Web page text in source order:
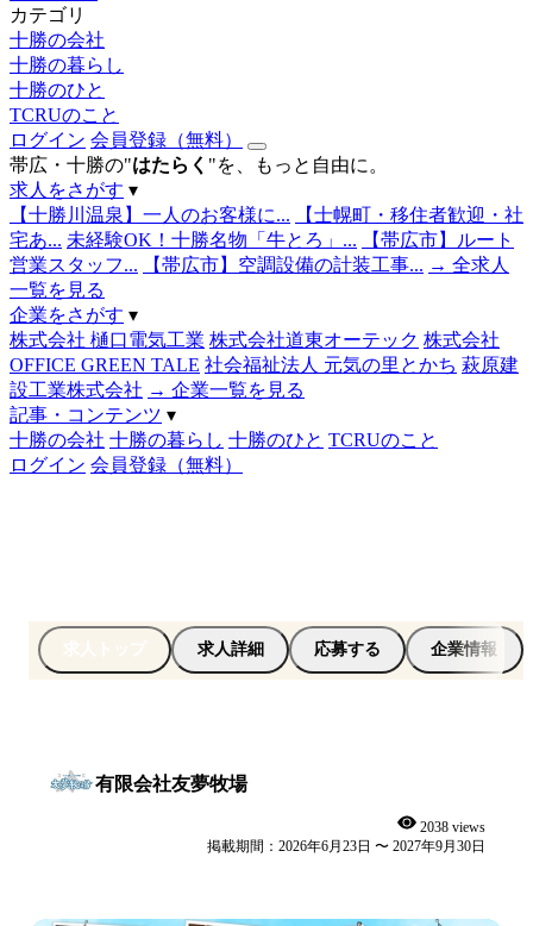
カテゴリ
十勝の会社
十勝の暮らし
十勝のひと
TCRUのこと
ログイン 会員登録（無料）
帯広・十勝の"はたらく "を、もっと自由に。
求人をさがす ▾
【十勝川温泉】一人のお客様に...
【士幌町・移住者歓迎・社
宅あ... 未経験OK！十勝名物「牛とろ」...
【帯広市】ルート
営業スタッフ...
【帯広市】空調設備の計装工事... → 全求人
一覧を見る
企業をさがす ▾
株式会社 樋口電気工業 株式会社道東オーテック 株式会社
OFFICE GREEN TALE 社会福祉法人 元気の里とかち 萩原建
設工業株式会社 → 企業一覧を見る
記事・コンテンツ ▾
十勝の会社 十勝の暮らし 十勝のひと TCRUのこと
ログイン 会員登録（無料）
求人詳細 応募する 企業情報
有限会社友夢牧場
2038 views
掲載期間：2026年6月23日 〜 2027年9月30日